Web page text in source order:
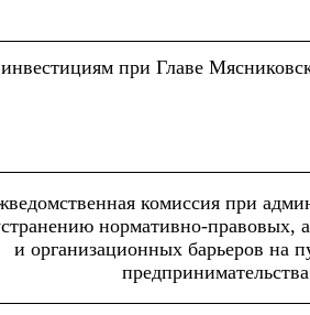
при Главе
комиссия при
нормативно-правовых,
и организационных барьеров на
предпринимательства